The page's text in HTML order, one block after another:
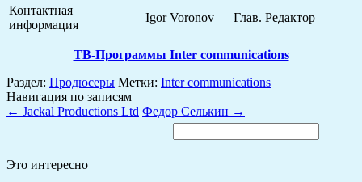
Контактная
информация
Igor Voronov — Глав. Редактор
ТВ-Программы Inter communications
Раздел: Продюсеры Метки: Inter communications
Навигация по записям
← Jackal Productions Ltd Федор Селькин →
Найти:
Это интересно